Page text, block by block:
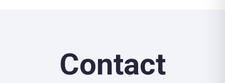
Contact